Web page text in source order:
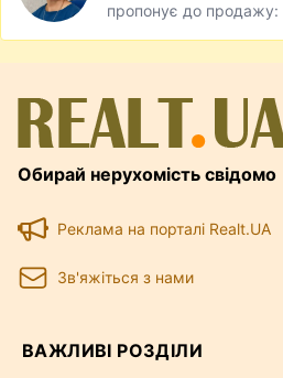
пропонує до продажу:
Обирай нерухомість свідомо
Реклама на порталі Realt.UA
Зв'яжіться з нами
ВАЖЛИВІ РОЗДІЛИ